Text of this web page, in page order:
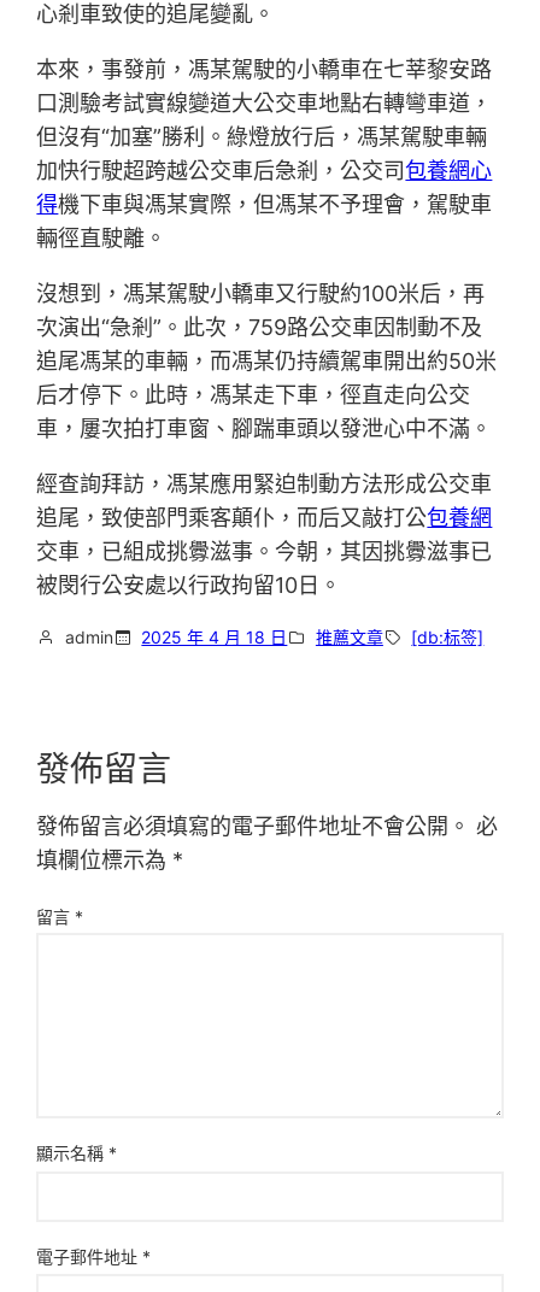
心剎車致使的追尾變亂。
本來，事發前，馮某駕駛的小轎車在七莘黎安路
口測驗考試實線變道大公交車地點右轉彎車道，
但沒有“加塞”勝利。綠燈放行后，馮某駕駛車輛
加快行駛超跨越公交車后急剎，公交司包養網心
得機下車與馮某實際，但馮某不予理會，駕駛車
輛徑直駛離。
沒想到，馮某駕駛小轎車又行駛約100米后，再
次演出“急剎”。此次，759路公交車因制動不及
追尾馮某的車輛，而馮某仍持續駕車開出約50米
后才停下。此時，馮某走下車，徑直走向公交
車，屢次拍打車窗、腳踹車頭以發泄心中不滿。
經查詢拜訪，馮某應用緊迫制動方法形成公交車
追尾，致使部門乘客顛仆，而后又敲打公包養網
交車，已組成挑釁滋事。今朝，其因挑釁滋事已
被閔行公安處以行政拘留10日。
admin 2025 年 4 月 18 日 推薦文章 [db:标签]
發佈留言
發佈留言必須填寫的電子郵件地址不會公開。 必
填欄位標示為 *
留言 *
顯示名稱 *
電子郵件地址 *